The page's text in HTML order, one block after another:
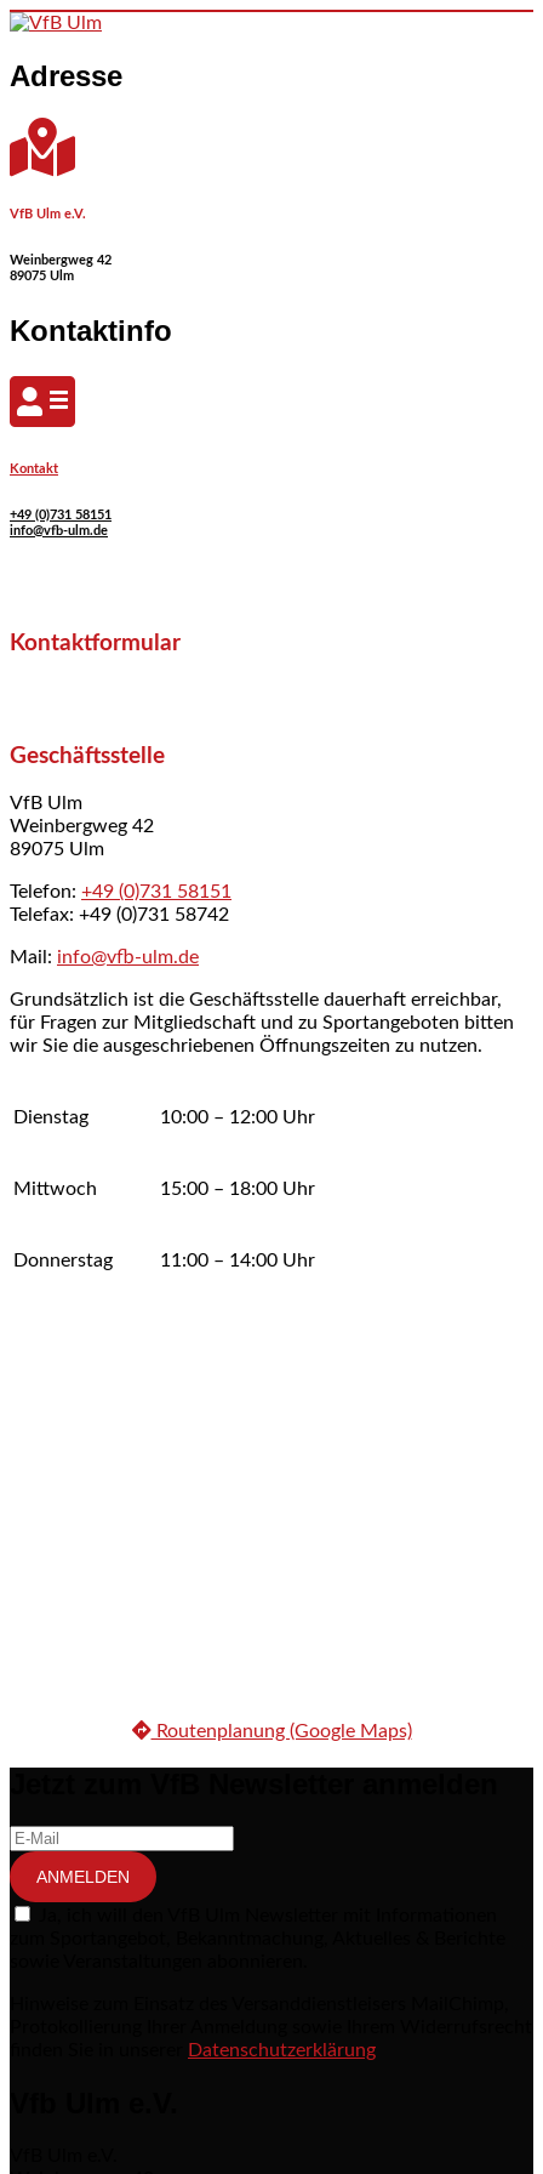
Skip to content
Adresse
VfB Ulm e.V.
Weinbergweg 42
89075 Ulm
Kontaktinfo
Kontakt
+49 (0)731 58151
info@vfb-ulm.de
Kontaktformular
Geschäftsstelle
VfB Ulm
Weinbergweg 42
89075 Ulm
Telefon: +49 (0)731 58151
Telefax: +49 (0)731 58742
Mail: info@vfb-ulm.de
Grundsätzlich ist die Geschäftsstelle dauerhaft erreichbar,
für Fragen zur Mitgliedschaft und zu Sportangeboten bitten
wir Sie die ausgeschriebenen Öffnungszeiten zu nutzen.
Dienstag 10:00 – 12:00 Uhr
Mittwoch 15:00 – 18:00 Uhr
Donnerstag 11:00 – 14:00 Uhr
Routenplanung (Google Maps)
ANMELDEN
Datenschutzerklärung